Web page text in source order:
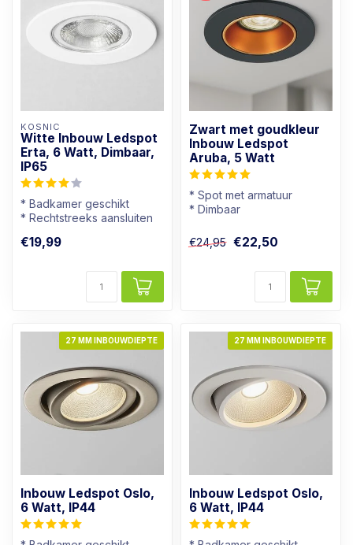
KOSNIC
Witte Inbouw Ledspot
Erta, 6 Watt, Dimbaar,
IP65
* Badkamer geschikt
* Rechtstreeks aansluiten
* Goed dimbaar
€19,99
Zwart met goudkleur
Inbouw Ledspot
Aruba, 5 Watt
* Spot met armatuur
* Dimbaar
* Zwart met goudkleur
€24,95 €22,50
27 MM INBOUWDIEPTE
Inbouw Ledspot Oslo,
6 Watt, IP44
27 MM INBOUWDIEPTE
Inbouw Ledspot Oslo,
6 Watt, IP44